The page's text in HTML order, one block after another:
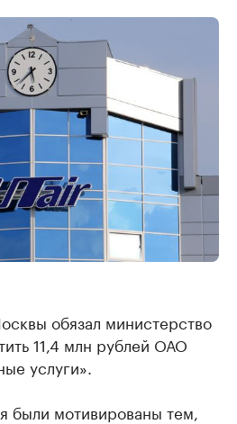
обязал министерство
11,4 млн рублей ОАО
услуги».
были мотивированы тем,